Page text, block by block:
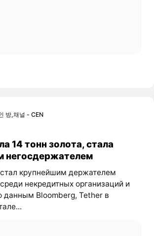
방,채널 - CEN
14 тонн золота, стала
негосдержателем
крупнейшим держателем
некредитных организаций и
данным Bloomberg, Tether в